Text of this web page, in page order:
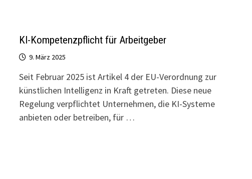
KI-Kompetenzpflicht für Arbeitgeber
9. März 2025
Seit Februar 2025 ist Artikel 4 der EU-Verordnung zur
künstlichen Intelligenz in Kraft getreten. Diese neue
Regelung verpflichtet Unternehmen, die KI-Systeme
anbieten oder betreiben, für …